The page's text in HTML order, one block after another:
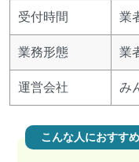
受付時間 業
業務形態 業
運営会社 み
こんな人におすすめ